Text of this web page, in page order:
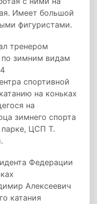
Имеет большой
фигуристами.
тренером
зимним видам
спортивной
на коньках
на
зимнего спорта
ЦСП Т.
Федерации
Алексеевич
катания